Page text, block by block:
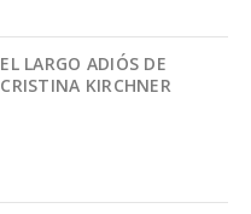
EL LARGO ADIÓS DE
CRISTINA KIRCHNER